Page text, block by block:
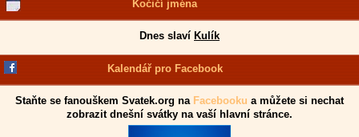
Kočičí jména
Dnes slaví Kulík
Kalendář pro Facebook
Staňte se fanouškem Svatek.org na Facebooku a můžete si nechat
zobrazit dnešní svátky na vaší hlavní stránce.